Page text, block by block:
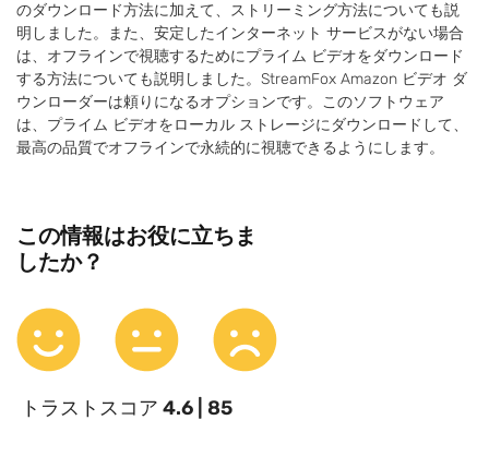
のダウンロード方法に加えて、ストリーミング方法についても説
明しました。また、安定したインターネット サービスがない場合
は、オフラインで視聴するためにプライム ビデオをダウンロード
する方法についても説明しました。StreamFox Amazon ビデオ ダ
ウンローダーは頼りになるオプションです。このソフトウェア
は、プライム ビデオをローカル ストレージにダウンロードして、
最高の品質でオフラインで永続的に視聴できるようにします。
この情報はお役に立ちま
したか？
トラストスコア 4.6 | 85